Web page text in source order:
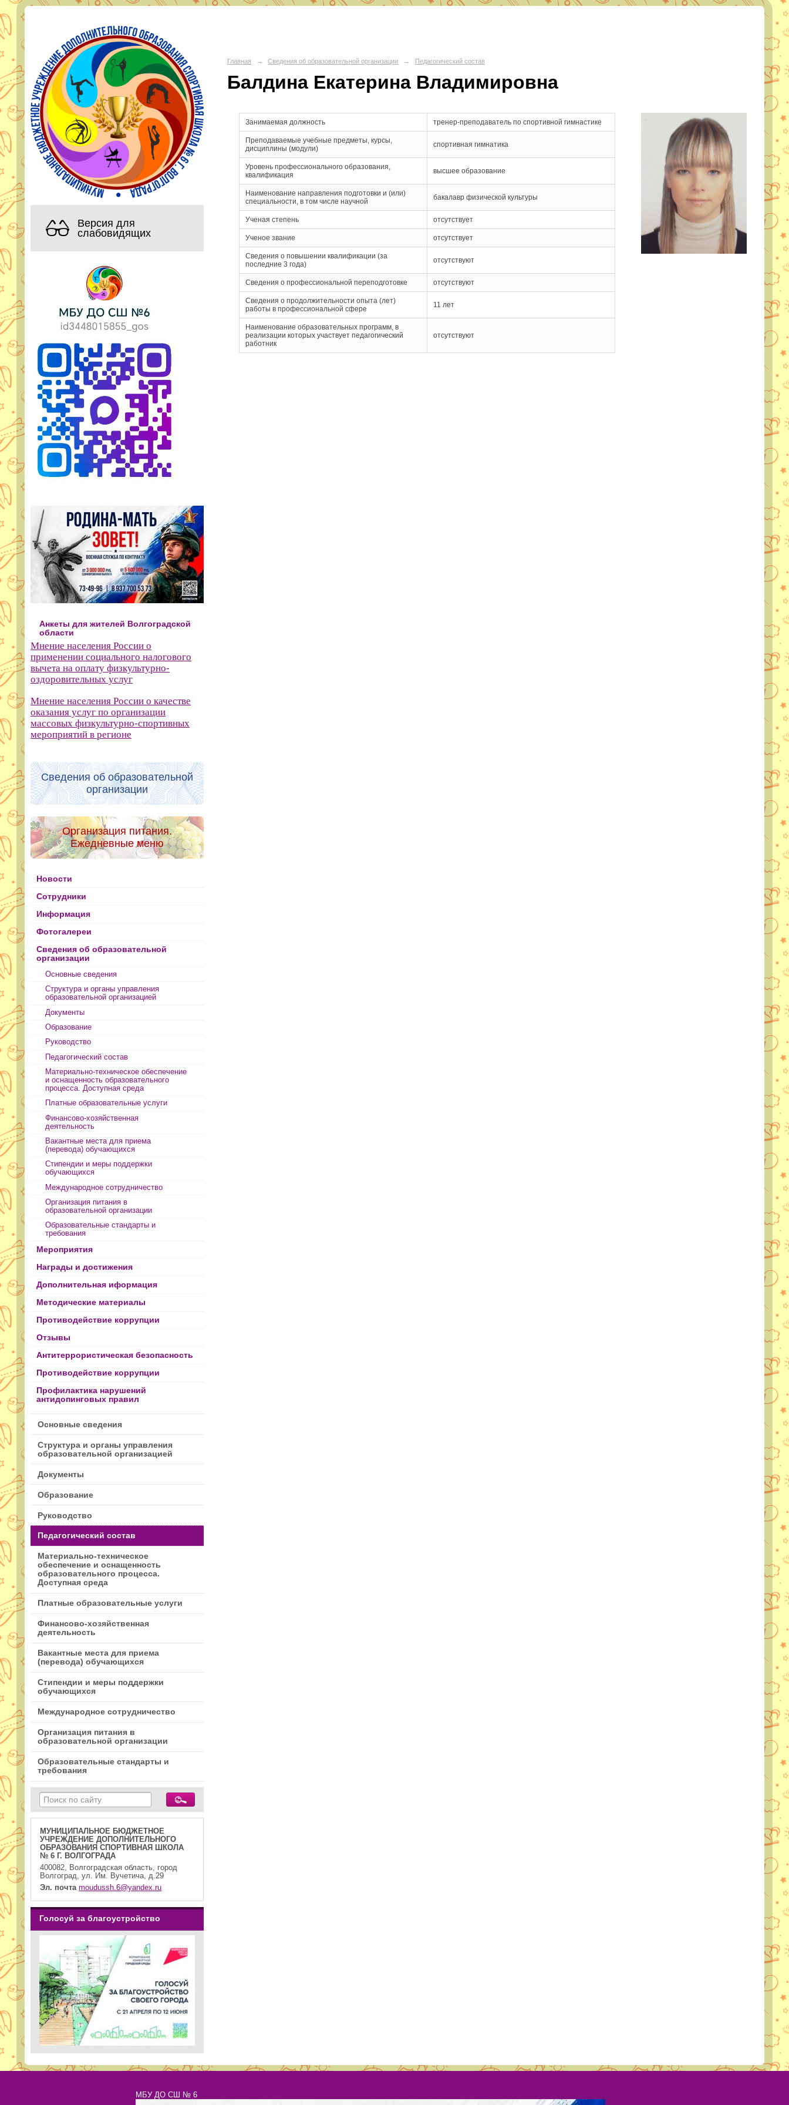
Версия для
слабовидящих
Анкеты для жителей Волгоградской
области
Мнение населения России о
применении социального налогового
вычета на оплату физкультурно-
оздоровительных услуг
Мнение населения России о качестве
оказания услуг по организации
массовых физкультурно-спортивных
мероприятий в регионе
Сведения об образовательной
организации
Организация питания.
Ежедневные меню
Новости
Сотрудники
Информация
Фотогалереи
Сведения об образовательной
организации
Основные сведения
Структура и органы управления
образовательной организацией
Документы
Образование
Руководство
Педагогический состав
Материально-техническое обеспечение
и оснащенность образовательного
процесса. Доступная среда
Платные образовательные услуги
Финансово-хозяйственная
деятельность
Вакантные места для приема
(перевода) обучающихся
Стипендии и меры поддержки
обучающихся
Международное сотрудничество
Организация питания в
образовательной организации
Образовательные стандарты и
требования
Мероприятия
Награды и достижения
Дополнительная иформация
Методические материалы
Противодействие коррупции
Отзывы
Антитеррористическая безопасность
Противодействие коррупции
Профилактика нарушений
антидопинговых правил
Основные сведения
Структура и органы управления
образовательной организацией
Документы
Образование
Руководство
Педагогический состав
Материально-техническое
обеспечение и оснащенность
образовательного процесса.
Доступная среда
Платные образовательные услуги
Финансово-хозяйственная
деятельность
Вакантные места для приема
(перевода) обучающихся
Стипендии и меры поддержки
обучающихся
Международное сотрудничество
Организация питания в
образовательной организации
Образовательные стандарты и
требования
МУНИЦИПАЛЬНОЕ БЮДЖЕТНОЕ
УЧРЕЖДЕНИЕ ДОПОЛНИТЕЛЬНОГО
ОБРАЗОВАНИЯ СПОРТИВНАЯ ШКОЛА
№ 6 Г. ВОЛГОГРАДА
400082, Волгоградская область, город
Волгоград, ул. Им. Вучетича, д.29
Эл. почта moudussh.6@yandex.ru
Голосуй за благоустройство
МБУ ДО СШ № 6
Адрес:город Волгоград, Красноармейский район, 400082 ул. им. Вучетича 29
Главная → Сведения об образовательной организации → Педагогический состав
Балдина Екатерина Владимировна
Занимаемая должность тренер-преподаватель по спортивной гимнастике
Преподаваемые учебные предметы, курсы,
дисциплины (модули)
спортивная гимнатика
Уровень профессионального образования,
квалификация
высшее образование
Наименование направления подготовки и (или)
специальности, в том числе научной
бакалавр физической культуры
Ученая степень отсутствует
Ученое звание отсутствует
Сведения о повышении квалификации (за
последние 3 года)
отсутствуют
Сведения о профессиональной переподготовке отсутствуют
Сведения о продолжительности опыта (лет)
работы в профессиональной сфере
11 лет
Наименование образовательных программ, в
реализации которых участвует педагогический
работник
отсутствуют
МБУ ДО СШ № 6